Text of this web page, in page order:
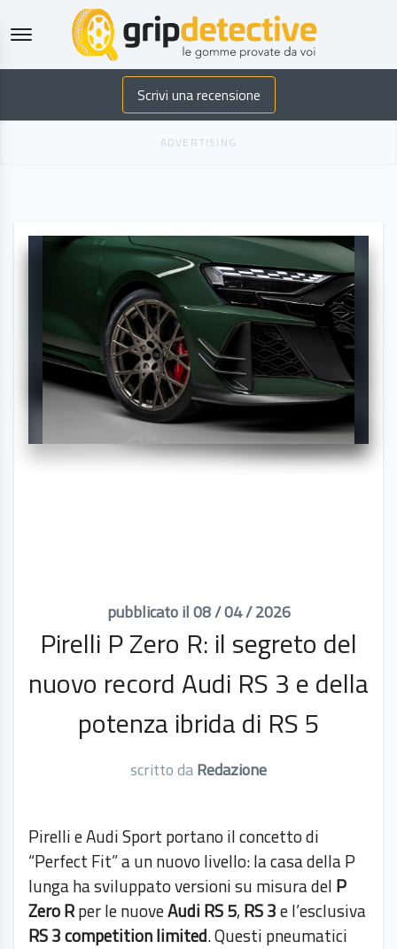
GripDetective
Scrivi una recensione
pubblicato il 08 / 04 / 2026
Pirelli P Zero R: il segreto del
nuovo record Audi RS 3 e della
potenza ibrida di RS 5
scritto daRedazione
Pirelli e Audi Sport portano il concetto di
“Perfect Fit” a un nuovo livello: la casa della P
lunga ha sviluppato versioni su misura del P
Zero Rper le nuoveAudi RS 5, RS 3e l’esclusiva
RS 3 competition limited. Questi pneumatici